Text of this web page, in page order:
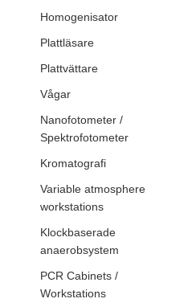
Homogenisator
Plattläsare
Plattvättare
Vågar
Nanofotometer /
Spektrofotometer
Kromatografi
Variable atmosphere
workstations
Klockbaserade
anaerobsystem
PCR Cabinets /
Workstations